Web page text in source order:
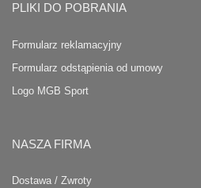
PLIKI DO POBRANIA
Formularz reklamacyjny
Formularz odstąpienia od umowy
Logo MGB Sport
NASZA FIRMA
Dostawa / Zwroty